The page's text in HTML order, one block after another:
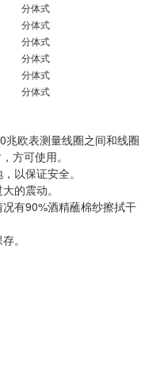
分体式
分体式
分体式
分体式
分体式
分体式
兆欧表测量线圈之间和线圈
方可使用。
以保证安全。
的震动。
有90%酒精蘸棉纱擦拭干
。